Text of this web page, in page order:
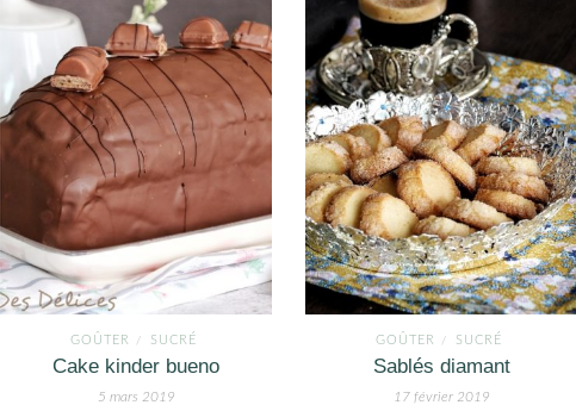
GOÛTER / SUCRÉ
Cake kinder bueno
5 mars 2019
GOÛTER / SUCRÉ
Sablés diamant
17 février 2019